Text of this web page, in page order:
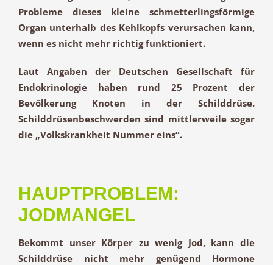
Probleme dieses kleine schmetterlingsförmige
Organ unterhalb des Kehlkopfs verursachen kann,
wenn es nicht mehr richtig funktioniert.
Laut Angaben der Deutschen Gesellschaft für
Endokrinologie haben rund 25 Prozent der
Bevölkerung Knoten in der Schilddrüse.
Schilddrüsenbeschwerden sind mittlerweile sogar
die „Volkskrankheit Nummer eins“.
HAUPTPROBLEM:
JODMANGEL
Bekommt unser Körper zu wenig Jod, kann die
Schilddrüse nicht mehr genügend Hormone